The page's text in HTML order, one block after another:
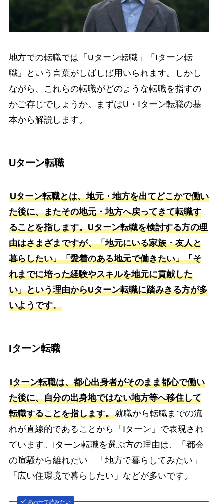
地方での転職では「Uターン転職」「Iターン転
職」という言葉がしばしば用いられます。しかし
ながら、これらの転職がどのような転職を指すの
かご存じでしょうか。まずはU・Iターン転職の基
本から解説します。
Uターン転職
Uターン転職とは、地元・地方を出てどこかで働い
た後に、またその地元・地方へ戻ってきて転職す
ることを指します。Uターン転職を検討する方の理
由はさまざまですが、「地元にいる家族・友人と
暮らしたい」「愛着のある地元で働きたい」「そ
れまでに培った経験やスキルを地元に貢献した
い」という理由からUターン転職に踏みきる方が多
いようです。
Iターン転職
Iターン転職は、都心出身者がそのまま都心で働い
た後に、自分の出身地ではない地方等へ移住して
転職することを指します。就職から転職までの流
れが直線的であることから「Iターン」で表現され
ています。Iターン転職を選ぶ方の理由は、「都会
の喧騒から離れたい」「地方で暮らしてみたい」
「広い住環境で暮らしたい」などが多いです。
あわせて読みたい